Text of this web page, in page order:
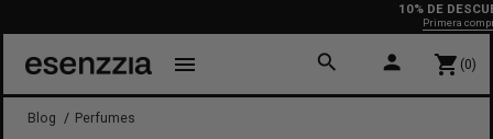
10% DE DESCUENTO
Primera compra
menu search person shopping_cart (0)
Blog Perfumes